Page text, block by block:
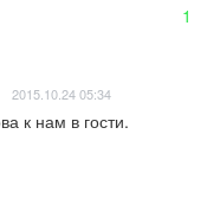
1
2015.10.24 05:34
к нам в гости.